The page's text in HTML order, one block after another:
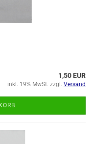
1,50 EUR
inkl. 19% MwSt. zzgl. Versand